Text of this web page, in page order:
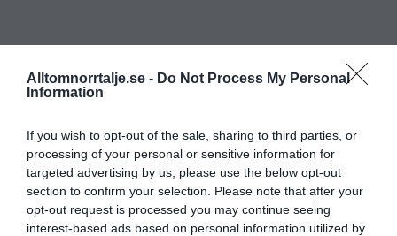
Alltomnorrtalje.se - Do Not Process My Personal
Information
If you wish to opt-out of the sale, sharing to third parties, or
processing of your personal or sensitive information for
targeted advertising by us, please use the below opt-out
section to confirm your selection. Please note that after your
opt-out request is processed you may continue seeing
interest-based ads based on personal information utilized by